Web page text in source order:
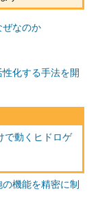
ぜなのか
化する手法を開
で動くヒドロゲ
機能を精密に制